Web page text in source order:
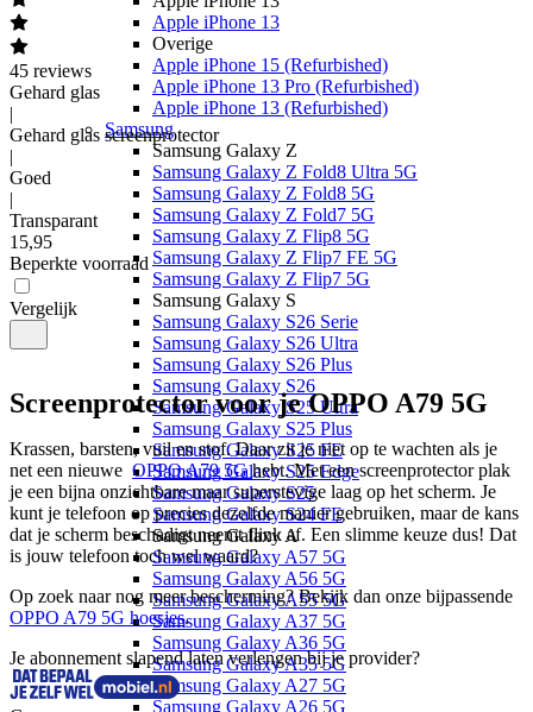
Apple iPhone 13
Overige
Apple iPhone 15 (Refurbished)
Apple iPhone 13 Pro (Refurbished)
Apple iPhone 13 (Refurbished)
Samsung
Samsung Galaxy Z
Samsung Galaxy Z Fold8 Ultra 5G
Samsung Galaxy Z Fold8 5G
Samsung Galaxy Z Fold7 5G
Samsung Galaxy Z Flip8 5G
Samsung Galaxy Z Flip7 FE 5G
Samsung Galaxy Z Flip7 5G
Samsung Galaxy S
Samsung Galaxy S26 Serie
Samsung Galaxy S26 Ultra
Samsung Galaxy S26 Plus
Samsung Galaxy S26
Samsung Galaxy S25 Ultra
Samsung Galaxy S25 Plus
Samsung Galaxy S25 FE
Samsung Galaxy S25 Edge
Samsung Galaxy S25
Samsung Galaxy S24 FE
Samsung Galaxy A
Samsung Galaxy A57 5G
Samsung Galaxy A56 5G
Samsung Galaxy A55 5G
Samsung Galaxy A37 5G
Samsung Galaxy A36 5G
Samsung Galaxy A35 5G
Samsung Galaxy A27 5G
Samsung Galaxy A26 5G
45 reviews
Gehard glas
|
Gehard glas screenprotector
|
Goed
|
Transparant
15,95
Beperkte voorraad
Vergelijk
Screenprotector voor je OPPO A79 5G
Krassen, barsten, vuil en stof. Daar zit je niet op te wachten als je
net een nieuwe OPPO A79 5G hebt. Met een screenprotector plak
je een bijna onzichtbare maar superstevige laag op het scherm. Je
kunt je telefoon op precies dezelfde manier gebruiken, maar de kans
dat je scherm beschadigt neemt flink af. Een slimme keuze dus! Dat
is jouw telefoon toch wel waard?
OPPO A79 5G hoesjes.
Je abonnement slapend laten verlengen bij je provider?